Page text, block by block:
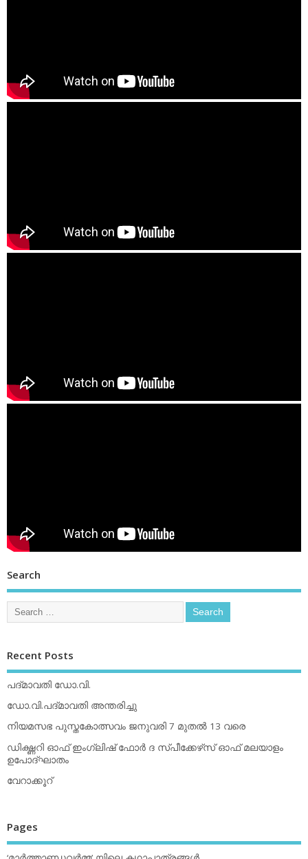
Search
Recent Posts
പദ്മാവതി ഡോ.വി.
ഡോ.വി.പദ്മാവതി അന്തരിച്ചു
നിയമസഭ പുസ്തകോത്സവം ജനുവരി 7 മുതല്‍ 13 വരെ
ഡിക്ഷ്ണറി ഓഫ് ഇംഗ്ലിഷ് ഫോര്‍ ദ സ്പീക്കേഴ്‌സ് ഓഫ് മലയാളം
ഉപോദ്ഘാതം
വേറാക്കൂറ്
Pages